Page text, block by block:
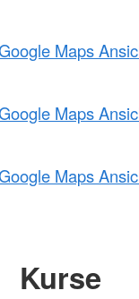
Maps
Maps
Maps
Kurse